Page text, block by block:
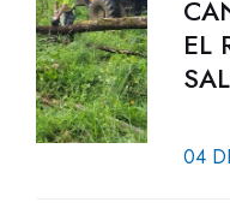
EL
04